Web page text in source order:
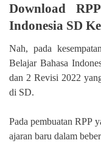
Download
Indonesia SD
Nah, pada
Belajar Bahasa
dan 2 Revisi 2022
di SD.
Pada pembuatan RPP
ajaran baru dalam